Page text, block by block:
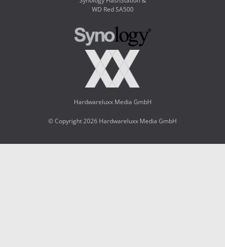
WD Red SA500
Hardwareluxx Media GmbH
© Copyright 2026 Hardwareluxx Media GmbH